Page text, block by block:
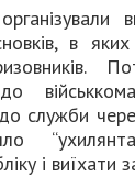
в
служби
і виїхати